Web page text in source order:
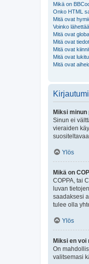
Mikä on
Onko HTML
Mitä ovat
Voinko
Mitä ovat
Mitä ovat
Mitä ovat
Mitä ovat
Mitä ovat
Miksi
Sinun ei
vieraiden
suositeltavaa.
Ylös
Mikä on
COPPA, tai
luvan
saadaksesi
tulee olla
Ylös
Miksi en voi
On
valitsemasi